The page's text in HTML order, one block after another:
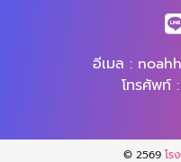
อีเมล :
โทรศัพท์ :
© 2569 โร